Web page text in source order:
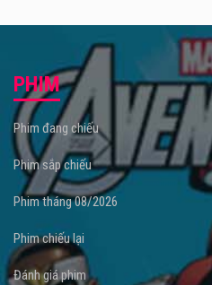
PHIM
Phim đang chiếu
Phim sắp chiếu
Phim tháng 08/2026
Phim chiếu lại
Đánh giá phim